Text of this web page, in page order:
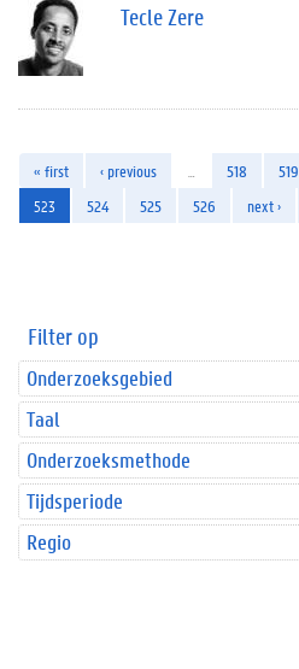
Tecle Zere
« first ‹ previous 518 519
523
524 525 526 next ›
Filter op
Onderzoeksgebied
Taal
Onderzoeksmethode
Tijdsperiode
Regio